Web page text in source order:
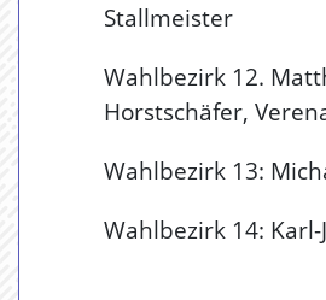
Stallmeister
Wahlbezirk 12.
Horstschäfer,
Wahlbezirk 13:
Wahlbezirk 14: Karl-